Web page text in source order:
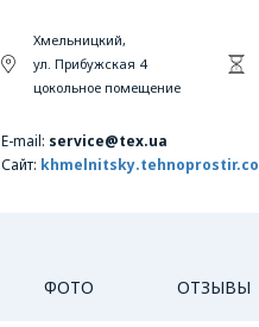
Хмельницкий,
ул. Прибужская 4
цокольное помещение
E-mail: service@tex.ua
Сайт:
ФОТО ОТЗЫВЫ